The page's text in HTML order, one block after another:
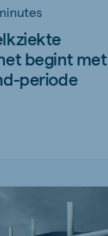
begint met
periode